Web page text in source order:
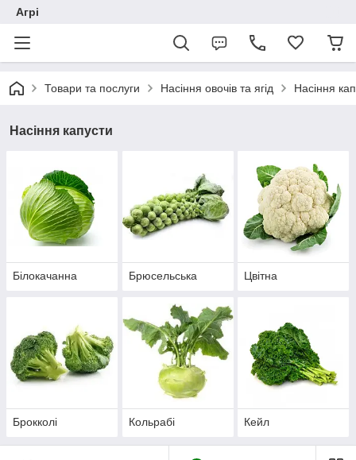
Агрі
Товари та послуги Насіння овочів та ягід Насіння
Насіння капусти
Білокачанна Брюсельська Цвітна
Брокколі Кольрабі Кейл